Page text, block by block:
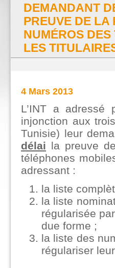
DEMANDANT
PREUVE DE LA
NUMÉROS
LES
4 Mars 2013
L’INT a
injonction aux
Tunisie) leur
délai la preuve
téléphones
adressant :
la liste
la liste
régularisée
due forme ;
la liste des
régulariser